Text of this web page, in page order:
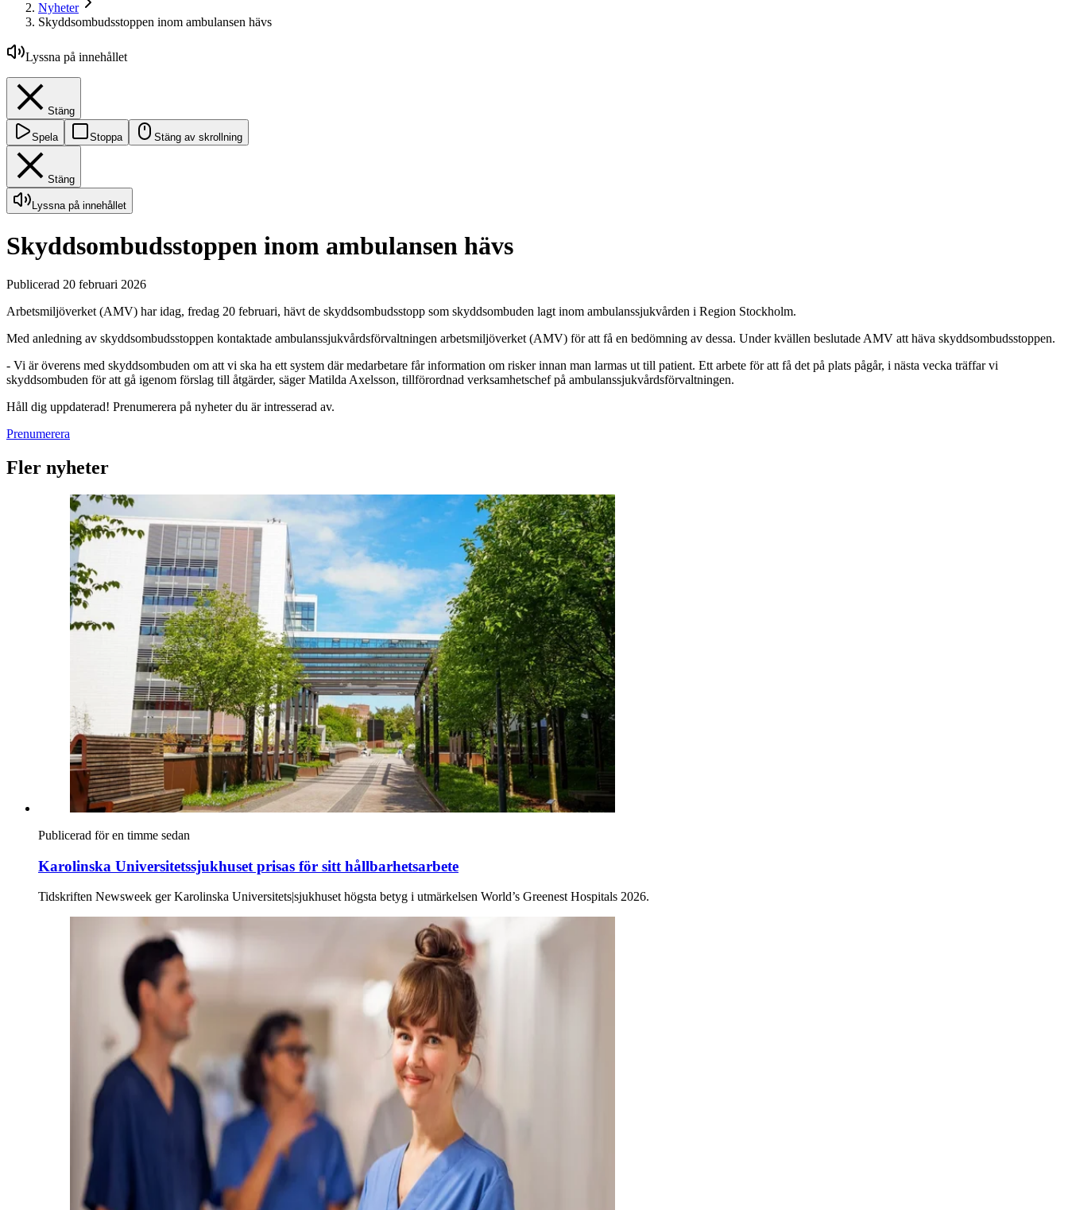
Nyheter
Skyddsombudsstoppen inom ambulansen hävs
Lyssna på innehållet
Stäng
Spela Stoppa Stäng av skrollning
Stäng
Lyssna på innehållet
Skyddsombudsstoppen inom ambulansen hävs
Publicerad 20 februari 2026
Arbetsmiljöverket (AMV) har idag, fredag 20 februari, hävt de skyddsombudsstopp som skyddsombuden lagt inom ambulanssjukvården i Region Stockholm.
Med anledning av skyddsombudsstoppen kontaktade ambulanssjukvårdsförvaltningen arbetsmiljöverket (AMV) för att få en bedömning av dessa. Under kvällen beslutade AMV att häva skyddsombudsstoppen.
- Vi är överens med skyddsombuden om att vi ska ha ett system där medarbetare får information om risker innan man larmas ut till patient. Ett arbete för att få det på plats pågår, i nästa vecka träffar vi
skyddsombuden för att gå igenom förslag till åtgärder, säger Matilda Axelsson, tillförordnad verksamhetschef på ambulanssjukvårdsförvaltningen.
Håll dig uppdaterad! Prenumerera på nyheter du är intresserad av.
Prenumerera
Fler nyheter
Publicerad för en timme sedan
Karolinska Universitetssjukhuset prisas för sitt hållbarhetsarbete
Tidskriften Newsweek ger Karolinska Universitets|sjukhuset högsta betyg i utmärkelsen World’s Greenest Hospitals 2026.